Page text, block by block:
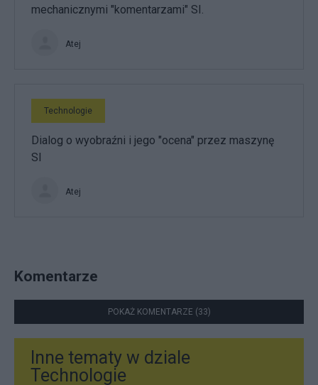
mechanicznymi "komentarzami" SI.
Atej
Technologie
Dialog o wyobraźni i jego "ocena" przez maszynę
SI
Atej
Komentarze
POKAŻ KOMENTARZE (33)
Inne tematy w dziale
Technologie